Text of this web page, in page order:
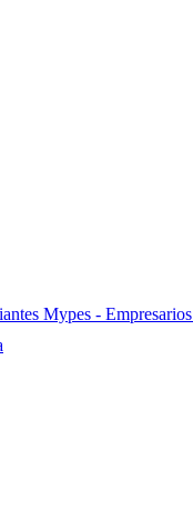
Mypes - Empresarios